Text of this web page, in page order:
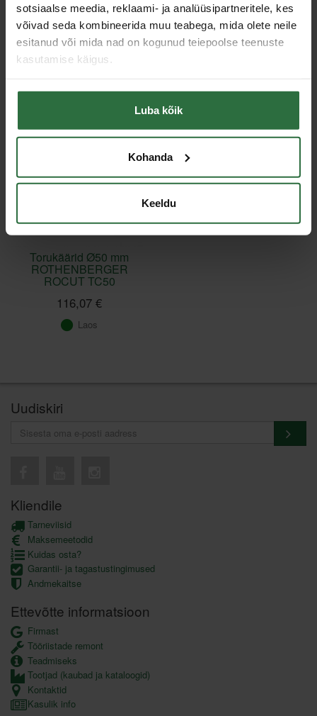
sotsiaalse meedia, reklaami- ja analüüsipartneritele, kes
võivad seda kombineerida muu teabega, mida olete neile
esitanud või mida nad on kogunud teiepoolse teenuste
kasutamise käigus.
Luba kõik
Kohanda
Keeldu
Toodete loendi laadimine ebaõnnestus.
Torukäärid Ø50 mm
ROTHENBERGER
ROCUT TC50
116,07 €
Laos
Uudiskiri
Kliendile
Tarneviisid
Maksemeetodid
Kuidas osta?
Garantii- ja tagastustingimused
Andmekaitse
Ettevõtte informatsioon
Firmast
Tööriistade remont
Teadmiseks
Tootjad (kaubad ja kataloogid)
Kontaktid
Kasulik info